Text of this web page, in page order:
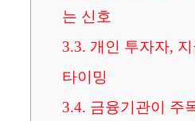
는 신호
3.3. 개인 투자자,
타이밍
3.4. 금융기관이 주